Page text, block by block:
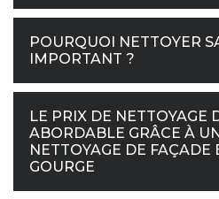
POURQUOI NETTOYER
IMPORTANT ?
LE PRIX DE NETTOYAGE
ABORDABLE GRÂCE À
NETTOYAGE DE FAÇADE
GOURGE